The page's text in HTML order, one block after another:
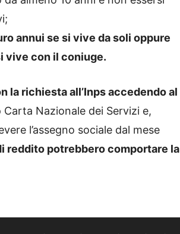
annui se si vive da soli oppure
vive con il coniuge.
la richiesta all’Inps accedendo al
Nazionale dei Servizi e,
l’assegno sociale dal mese
reddito potrebbero comportare la